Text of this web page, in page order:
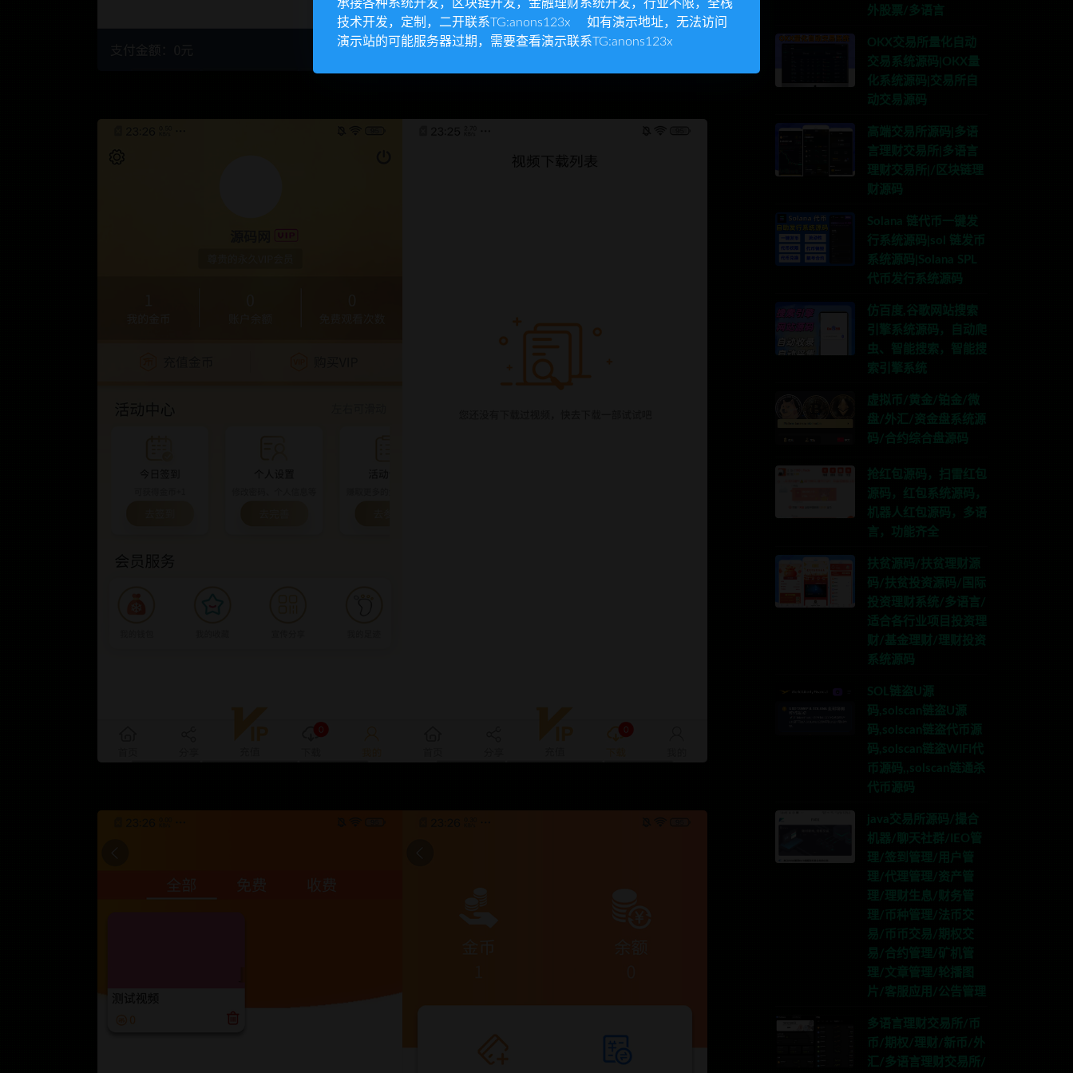
外股票/多语言
OKX交易所量化自动
交易系统源码|OKX量
化系统源码|交易所自
动交易源码
高端交易所源码|多语
言理财交易所|多语言
理财交易所|/区块链理
财源码
Solana 链代币一键发
行系统源码|sol 链发币
系统源码|Solana SPL
代币发行系统源码
仿百度,谷歌网站搜索
引擎系统源码，自动爬
虫、智能搜索，智能搜
索引擎系统
虚拟币/黄金/铂金/微
盘/外汇/资金盘系统源
码/合约综合盘源码
抢红包源码，扫雷红包
源码，红包系统源码，
机器人红包源码，多语
言，功能齐全
扶贫源码/扶贫理财源
码/扶贫投资源码/国际
投资理财系统/多语言/
适合各行业项目投资理
财/基金理财/理财投资
系统源码
SOL链盗U源
码,solscan链盗U源
码,solscan链盗代币源
码,solscan链盗WIFI代
币源码,,solscan链通杀
代币源码
java交易所源码/撮合
机器/聊天社群/IEO管
理/签到管理/用户管
理/代理管理/资产管
理/理财生息/财务管
理/币种管理/法币交
易/币币交易/期权交
易/合约管理/矿机管
理/文章管理/轮播图
片/客服应用/公告管理
多语言理财交易所/币
币/期权/理财/新币/外
汇/多语言理财交易所/
承接各种系统开发，区块链开发，金融理财系统开发，行业不限，全栈
技术开发，定制，二开联系TG:anons123x 如有演示地址，无法访问
演示站的可能服务器过期，需要查看演示联系TG:anons123x